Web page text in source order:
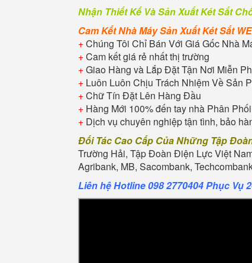
Nhận Thiết Kế Và Sản Xuất Két Sắt
Cam Kết Nhà Máy Sản Xuất Két Sắt
+Chúng Tôi Chỉ Bán Với Giá Gốc Nhà
+Cam kết giá rẻ nhất thị trường
+Giao Hàng và Lắp Đặt Tận Nơi Miễn
+ Luôn Luôn Chịu Trách Nhiệm Về Sản
+Chữ Tín Đặt Lên Hàng Đầu
+ Hàng Mới 100% đến tay nhà Phân
+ Dịch vụ chuyên nghiệp tận tình, bảo
Đối Tác Cao Cấp Của Những Tập
Trường Hải, Tập Đoàn Điện Lực Việt
Agribank, MB, Sacombank,
Liên hệ Hotline 098 2770404 Phục Vụ